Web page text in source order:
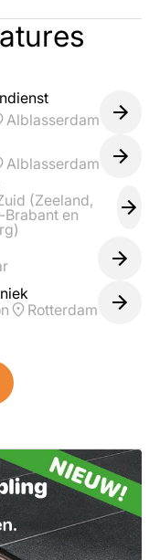
Alblasserdam
Alblasserdam
(Zeeland,
Brabant en
Rotterdam